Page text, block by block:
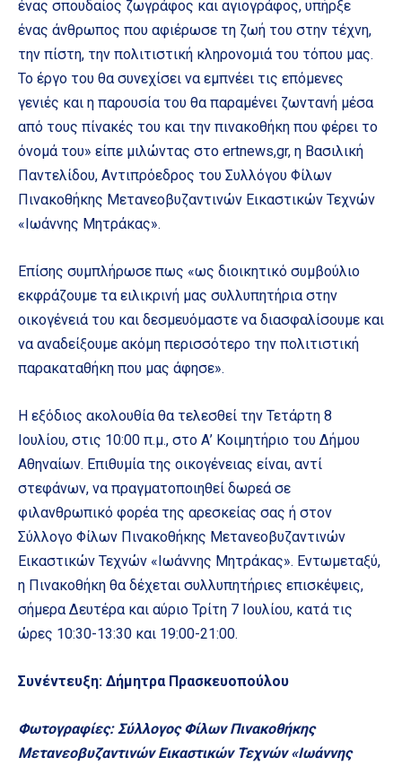
ένας σπουδαίος ζωγράφος και αγιογράφος, υπήρξε
ένας άνθρωπος που αφιέρωσε τη ζωή του στην τέχνη,
την πίστη, την πολιτιστική κληρονομιά του τόπου μας.
Το έργο του θα συνεχίσει να εμπνέει τις επόμενες
γενιές και η παρουσία του θα παραμένει ζωντανή μέσα
από τους πίνακές του και την πινακοθήκη που φέρει το
όνομά του» είπε μιλώντας στο ertnews,gr, η Βασιλική
Παντελίδου, Αντιπρόεδρος του Συλλόγου Φίλων
Πινακοθήκης Μετανεοβυζαντινών Εικαστικών Τεχνών
«Ιωάννης Μητράκας».
Επίσης συμπλήρωσε πως «ως διοικητικό συμβούλιο
εκφράζουμε τα ειλικρινή μας συλλυπητήρια στην
οικογένειά του και δεσμευόμαστε να διασφαλίσουμε και
να αναδείξουμε ακόμη περισσότερο την πολιτιστική
παρακαταθήκη που μας άφησε».
Η εξόδιος ακολουθία θα τελεσθεί την Τετάρτη 8
Ιουλίου, στις 10:00 π.μ., στο Α’ Κοιμητήριο του Δήμου
Αθηναίων. Επιθυμία της οικογένειας είναι, αντί
στεφάνων, να πραγματοποιηθεί δωρεά σε
φιλανθρωπικό φορέα της αρεσκείας σας ή στον
Σύλλογο Φίλων Πινακοθήκης Μετανεοβυζαντινών
Εικαστικών Τεχνών «Ιωάννης Μητράκας». Εντωμεταξύ,
η Πινακοθήκη θα δέχεται συλλυπητήριες επισκέψεις,
σήμερα Δευτέρα και αύριο Τρίτη 7 Ιουλίου, κατά τις
ώρες 10:30-13:30 και 19:00-21:00.
Συνέντευξη: Δήμητρα Πρασκευοπούλου
Φωτογραφίες: Σύλλογος Φίλων Πινακοθήκης
Μετανεοβυζαντινών Εικαστικών Τεχνών «Ιωάννης